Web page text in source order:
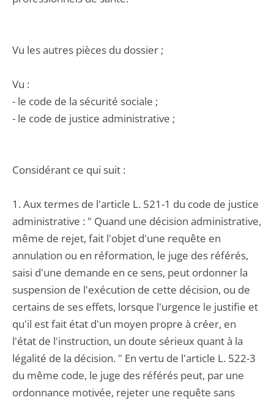
Vu les autres pièces du dossier ;
Vu :
- le code de la sécurité sociale ;
- le code de justice administrative ;
Considérant ce qui suit :
1. Aux termes de l'article L. 521-1 du code de justice
administrative : " Quand une décision administrative,
même de rejet, fait l'objet d'une requête en
annulation ou en réformation, le juge des référés,
saisi d'une demande en ce sens, peut ordonner la
suspension de l'exécution de cette décision, ou de
certains de ses effets, lorsque l'urgence le justifie et
qu'il est fait état d'un moyen propre à créer, en
l'état de l'instruction, un doute sérieux quant à la
légalité de la décision. " En vertu de l'article L. 522-3
du même code, le juge des référés peut, par une
ordonnance motivée, rejeter une requête sans